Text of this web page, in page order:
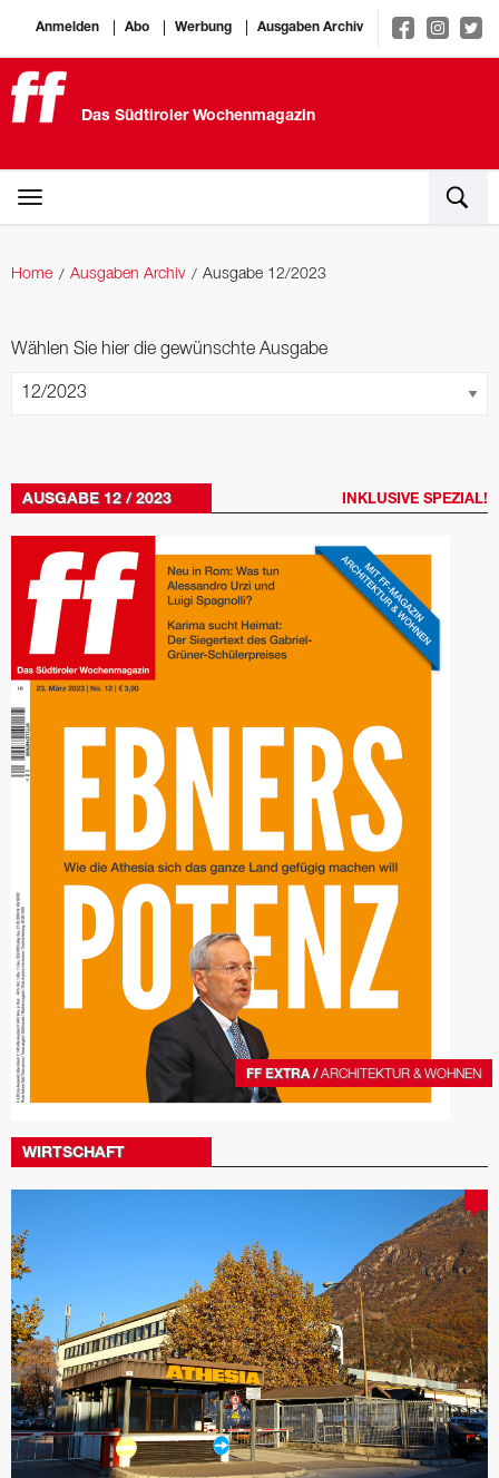
Anmelden Abo Werbung Ausgaben Archiv
Das Südtiroler Wochenmagazin
Home Ausgaben Archiv Ausgabe 12/2023
Wählen Sie hier die gewünschte Ausgabe
AUSGABE 12 / 2023 INKLUSIVE SPEZIAL!
FF EXTRA /ARCHITEKTUR & WOHNEN
WIRTSCHAFT